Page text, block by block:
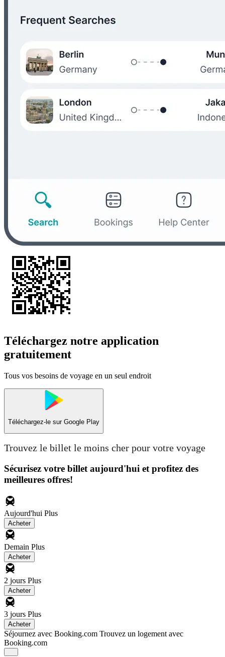
Téléchargez notre application
gratuitement
Tous vos besoins de voyage en un seul endroit
Téléchargez-le sur Google Play
Trouvez le billet le moins cher pour votre voyage
Sécurisez votre billet aujourd'hui et profitez des
meilleures offres!
Aujourd'hui Plus
Acheter
Demain Plus
Acheter
2 jours Plus
Acheter
3 jours Plus
Acheter
Séjournez avec Booking.com Trouvez un logement avec
Booking.com